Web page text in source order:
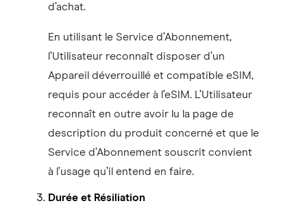
d’achat.
En utilisant le Service d’Abonnement,
l’Utilisateur reconnaît disposer d’un
Appareil déverrouillé et compatible eSIM,
requis pour accéder à l’eSIM. L’Utilisateur
reconnaît en outre avoir lu la page de
description du produit concerné et que le
Service d’Abonnement souscrit convient
à l’usage qu’il entend en faire.
Durée et Résiliation